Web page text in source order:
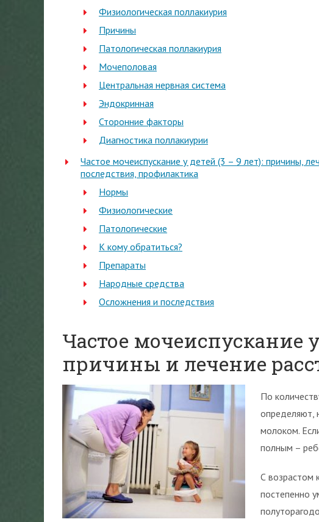
Физиологическая поллакиурия
Причины
Патологическая поллакиурия
Мочеполовая
Центральная нервная система
Эндокринная
Сторонние факторы
Диагностика поллакиурии
Частое мочеиспускание у детей (3 – 9 лет): причины,
последствия, профилактика
Нормы
Физиологические
Патологические
К кому обратиться?
Препараты
Народные средства
Осложнения и последствия
Частое мочеиспускание
причины и лечение
По
определяют,
молоком.
полным –
С возрастом
постепенно